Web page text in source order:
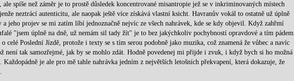
spíše než záměr je to prostě důsledek koncentrované misantropie jež se v inkriminovaných místech
neztrácí autenticitu, ale naopak ještě více získává vlastní ksicht. Havranův vokál to ostatně už úplně
a jeho projev se mi zatím líbí jednoznačně nejvíc ze všech nahrávek, kde se kdy objevil. Když zahřmí
"jsem úplně na dně, už nemám sil tady žít" je to bez jakýchkoliv pochybností opravdové a tím pádem
celé Poslední Jízdě, protože i texty se s tím serou podobně jako muzika, což znamená že vůbec a navíc
není tak samozřejmé, jak by se mohlo zdát. Hodně povedenej mi přijde i zvuk, i když bych si ho možná
Každopádně je ale pro mě tahle nahrávka jedním z největších letošních překvapení, která dokazuje, že